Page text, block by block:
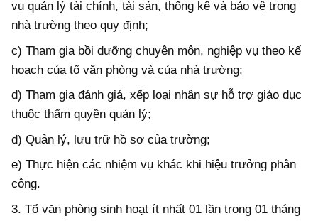
vụ quản lý tài chính, tài sản, thống kê và bảo vệ trong
nhà trường theo quy định;
c) Tham gia bồi dưỡng chuyên môn, nghiệp vụ theo kế
hoạch của tổ văn phòng và của nhà trường;
d) Tham gia đánh giá, xếp loại nhân sự hỗ trợ giáo dục
thuộc thẩm quyền quản lý;
đ) Quản lý, lưu trữ hồ sơ của trường;
e) Thực hiện các nhiệm vụ khác khi hiệu trưởng phân
công.
3. Tổ văn phòng sinh hoạt ít nhất 01 lần trong 01 tháng